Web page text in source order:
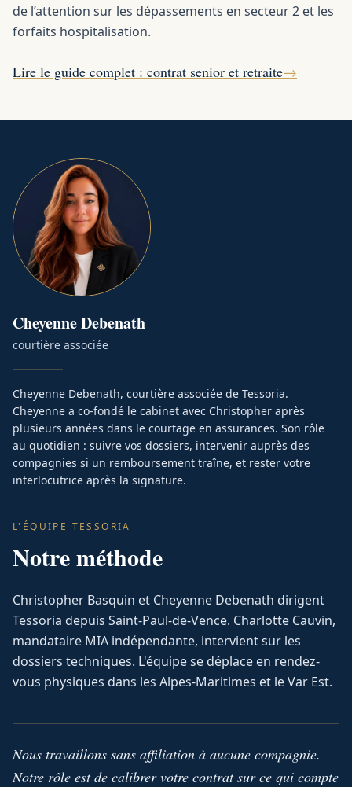
de l’attention sur les dépassements en secteur 2 et les
forfaits hospitalisation.
Lire le guide complet : contrat senior et retraite→
CheyenneDebenath
courtière associée
Cheyenne Debenath, courtière associée de Tessoria.
Cheyenne a co-fondé le cabinet avec Christopher après
plusieurs années dans le courtage en assurances. Son rôle
au quotidien : suivre vos dossiers, intervenir auprès des
compagnies si un remboursement traîne, et rester votre
interlocutrice après la signature.
L'ÉQUIPE TESSORIA
Notre méthode
Christopher Basquin et Cheyenne Debenath dirigent
Tessoria depuis Saint-Paul-de-Vence. Charlotte Cauvin,
mandataire MIA indépendante, intervient sur les
dossiers techniques. L'équipe se déplace en rendez-
vous physiques dans les Alpes-Maritimes et le Var Est.
Nous travaillons sans affiliation à aucune compagnie.
Notre rôle est de calibrer votre contrat sur ce qui compte